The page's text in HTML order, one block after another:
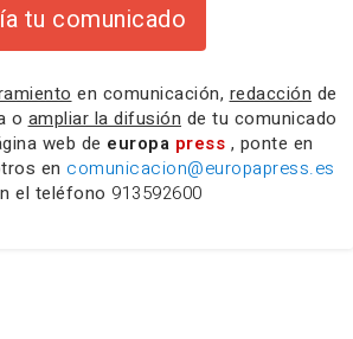
tu comunicado
en comunicación, redacción de
o ampliar la difusión de tu comunicado
web de europa press , ponte en
en comunicacion@europapress.es
el teléfono 913592600